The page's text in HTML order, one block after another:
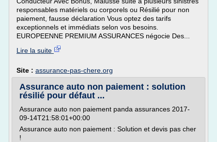
responsables matériels ou corporels ou Résilié pour non
paiement, fausse déclaration Vous optez des tarifs
exceptionnels et immédiats selon vos besoins.
EUROPEENNE PREMIUM ASSURANCES négocie Des...
Lire la suite
Site : assurance-pas-chere.org
Assurance auto non paiement : solution
résilié pour défaut ...
Assurance auto non paiement panda assurances 2017-
09-14T21:58:01+00:00
Assurance auto non paiement : Solution et devis pas cher
!